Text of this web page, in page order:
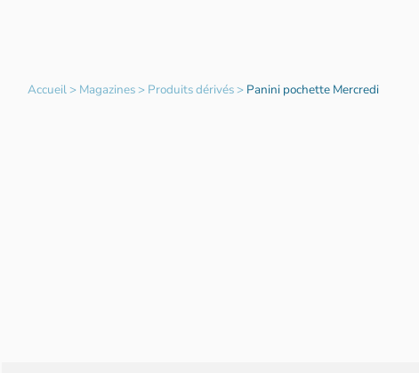
Accueil> Magazines> Produits dérivés> Panini pochette Mercredi